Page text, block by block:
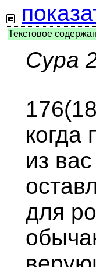
Текстовое
Сура
когда
из
для